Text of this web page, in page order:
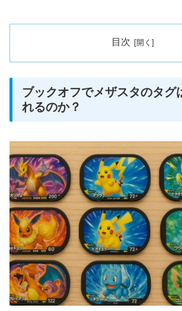
目次
ブックオフでメザスタのタグ
れるのか？